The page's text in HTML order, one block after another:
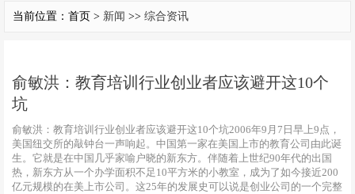
当前位置：首页 > 新闻 >> 综合资讯
俞敏洪：教育培训行业创业者应该避开这10个
坑
俞敏洪：教育培训行业创业者应该避开这10个坑2006年9月7日早上9点，
美国纽交所的敲钟台一声响起。中国第一家在美国上市的教育公司由此诞
生。它就是在中国几乎家喻户晓的新东方。伴随着上世纪90年代的出国
热，新东方从一个办学面积不足10平方米的小教室，成为了如今接近200
亿元规模的在美上市公司。这25年的发展史可以说是创业公司的一个完整